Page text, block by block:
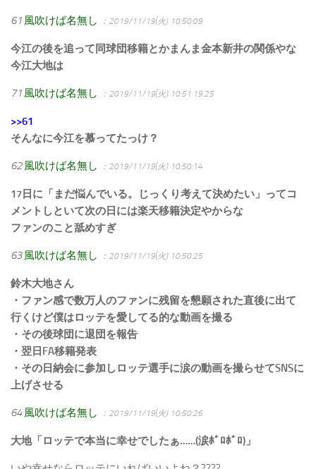
61 風吹けば名無し ：2019/11/19(火) 10:50:09
今江の後を追って同球団移籍とかまんま金本新井の関係やな
今江大地は
71 風吹けば名無し ：2019/11/19(火) 10:51:19.25
>>61
そんなに今江を慕ってたっけ？
62 風吹けば名無し ：2019/11/19(火) 10:50:14
17日に「まだ悩んでいる。じっくり考えて決めたい」ってコ
メントしといて次の日には楽天移籍決定やからな
ファンのこと舐めすぎ
63 風吹けば名無し ：2019/11/19(火) 10:50:25
鈴木大地さん
・ファン感で数万人のファンに残留を懇願された直後に出て
行くけど僕はロッテを愛してる的な動画を撮る
・その後球団に退団を報告
・翌日FA移籍発表
・その日納会に参加しロッテ選手に涙の動画を撮らせてSNSに
上げさせる
64 風吹けば名無し ：2019/11/19(火) 10:50:26
大地「ロッテで本当に幸せでしたぁ……(涙ﾎﾞﾛﾎﾞﾛ)」